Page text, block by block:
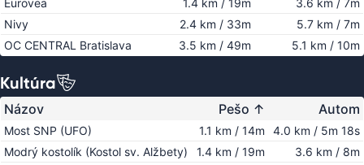
Eurovea
1.4 km / 19m
3.6 km / 7m
Nivy
2.4 km / 33m
5.7 km / 7m
OC CENTRAL Bratislava
3.5 km / 49m 5.1 km / 10m
Kultúra
Názov Pešo ↑ Autom
Most SNP (UFO) 1.1 km / 14m
4.0 km / 5m 18s
Modrý kostolík (Kostol sv. Alžbety)
1.4 km / 19m
3.6 km / 8m